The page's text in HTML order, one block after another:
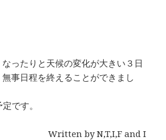
ったりと天候の変化が大きい３日
事日程を終えることができまし
です。
Written by N,T,I,F and I